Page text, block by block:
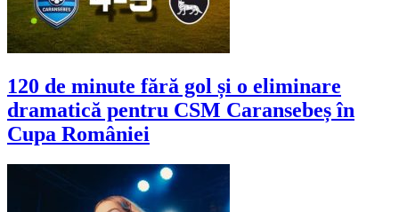
120 de minute fără gol și o eliminare
dramatică pentru CSM Caransebeș în
Cupa României